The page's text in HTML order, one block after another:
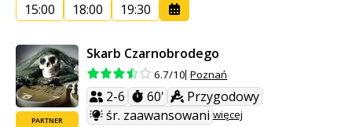
15:00
18:00 19:30
PARTNER
Skarb Czarnobrodego
6.7/10 Poznań
2-6 60'
Przygodowy
śr. zaawansowani więcej